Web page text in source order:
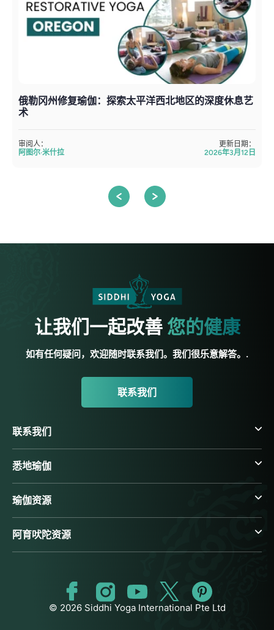
俄勒冈州修复瑜伽：探索太平洋西北地区的深度休息艺
术
审阅人：
阿图尔·米什拉
更新日期：
2026年3月12日
让我们一起改善 您的健康
如有任何疑问，欢迎随时联系我们。我们很乐意解答。.
联系我们
联系我们
悉地瑜伽
瑜伽资源
阿育吠陀资源
© 2026 Siddhi Yoga International Pte Ltd